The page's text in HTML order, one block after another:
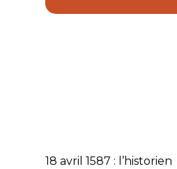
18 avril 1587 : l’historien